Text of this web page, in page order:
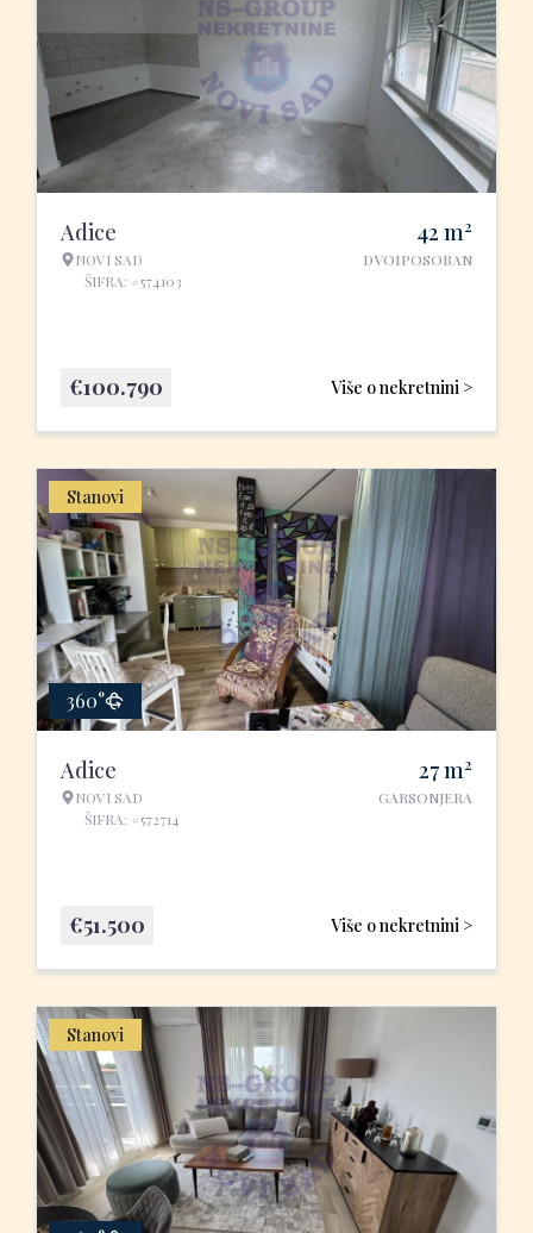
Adice
NOVI SAD
ŠIFRA: #574103
42 m2
DVOIPOSOBAN
Više o nekretnini >
€100.790
Stanovi
360°
Adice
NOVI SAD
ŠIFRA: #572714
27m2
GARSONJERA
Više o nekretnini >
€51.500
Stanovi